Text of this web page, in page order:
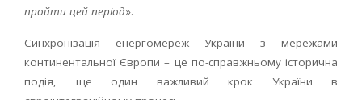
пройти цей період».
Синхронізація енергомереж України з мережами
континентальної Європи – це по-справжньому історична
подія, ще один важливий крок України в